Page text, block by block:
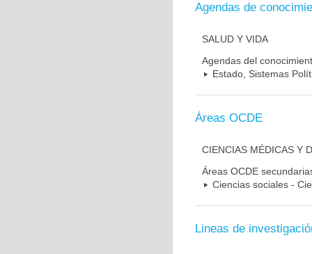
Agendas de
SALUD Y VIDA
Agendas del
Estado, Sistemas
Áreas OCDE
CIENCIAS MÉDICAS Y
Áreas OCDE
Ciencias sociales -
Lineas de